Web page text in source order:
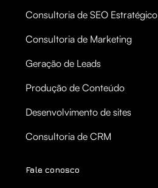
Consultoria de SEO Estratégico
Consultoria de Marketing
Geração de Leads
Produção de Conteúdo
Desenvolvimento de sites
Consultoria de CRM
Fale conosco